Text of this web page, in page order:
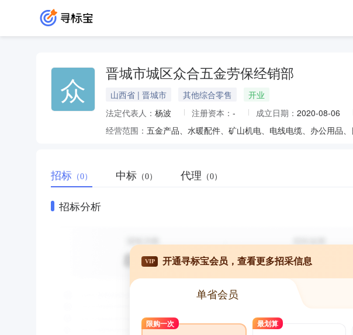
众 晋城市城区众合五金劳保经销部
山西省 | 晋城市 其他综合零售
开业
法定代表人： 杨波 注册资本： - 成立日期： 2020-08-06
经营范围： 五金产品、水暖配件、矿山机电、电线电缆、办公用品
招标 （0） 中标 （0） 代理 （0）
招标分析
VIP 开通寻标宝会员，查看更多招采信息
单省会员
限购一次 最划算